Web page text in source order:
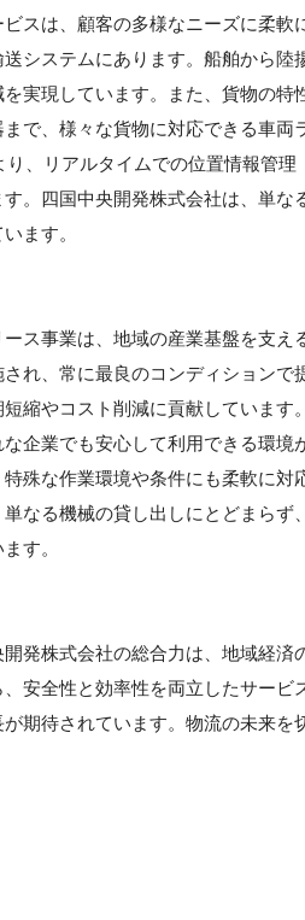
スは、顧客の多様なニーズに柔軟
システムにあります。船舶から陸
実現しています。また、貨物の特
で、様々な貨物に対応できる車両
、リアルタイムでの位置情報管理
。四国中央開発株式会社は、単な
ます。
ス事業は、地域の産業基盤を支え
れ、常に最良のコンディションで
縮やコスト削減に貢献しています。
企業でも安心して利用できる環境
殊な作業環境や条件にも柔軟に対
なる機械の貸し出しにとどまらず、
す。
発株式会社の総合力は、地域経済
安全性と効率性を両立したサービ
期待されています。物流の未来を